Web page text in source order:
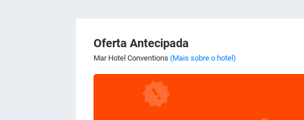
Oferta Antecipada
Mar Hotel Conventions (Mais sobre o hotel)